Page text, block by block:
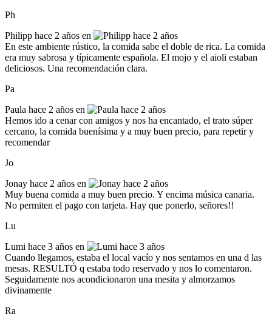
Ph
Philipp hace 2 años en
En este ambiente rústico, la comida sabe el doble de rica. La comida
era muy sabrosa y típicamente española. El mojo y el aioli estaban
deliciosos. Una recomendación clara.
Pa
Paula hace 2 años en
Hemos ido a cenar con amigos y nos ha encantado, el trato súper
cercano, la comida buenísima y a muy buen precio, para repetir y
recomendar
Jo
Jonay hace 2 años en
Muy buena comida a muy buen precio. Y encima música canaria.
No permiten el pago con tarjeta. Hay que ponerlo, señores!!
Lu
Lumi hace 3 años en
Cuando llegamos, estaba el local vacío y nos sentamos en una d las
mesas. RESULTÓ q estaba todo reservado y nos lo comentaron.
Seguidamente nos acondicionaron una mesita y almorzamos
divinamente
Ra